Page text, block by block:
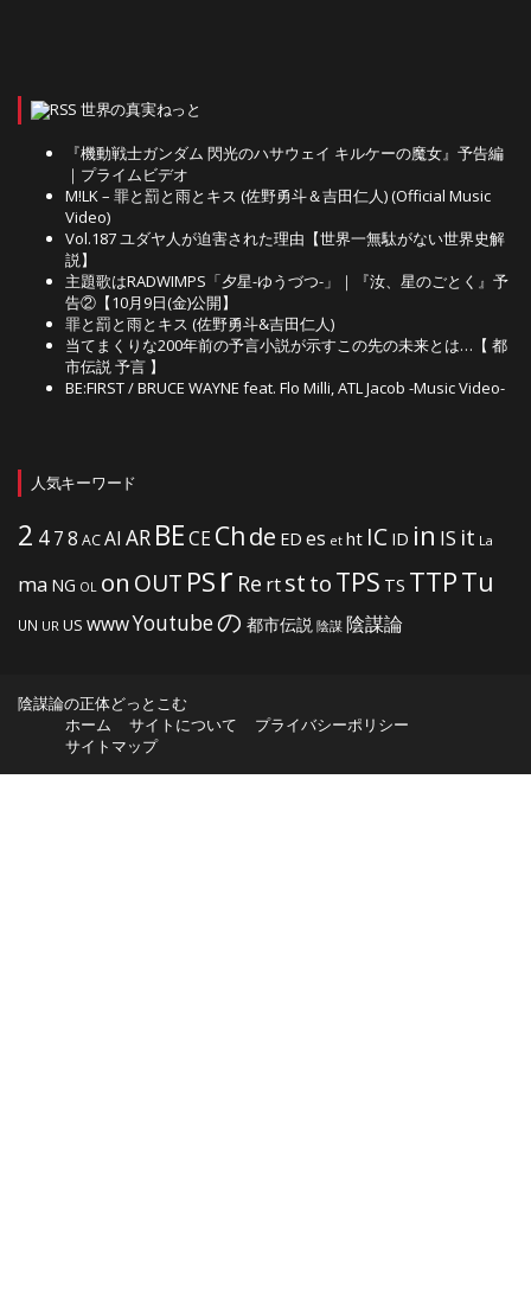
世界の真実ねっと
『機動戦士ガンダム 閃光のハサウェイ キルケーの魔女』予告編
｜プライムビデオ
M!LK – 罪と罰と雨とキス (佐野勇斗＆吉田仁人) (Official Music
Video)
Vol.187 ユダヤ人が迫害された理由【世界一無駄がない世界史解
説】
主題歌はRADWIMPS「夕星-ゆうづつ-」｜『汝、星のごとく』予
告②【10月9日(金)公開】
罪と罰と雨とキス (佐野勇斗&吉田仁人)
当てまくりな200年前の予言小説が示すこの先の未来とは…【 都
市伝説 予言 】
BE:FIRST / BRUCE WAYNE feat. Flo Milli, ATL Jacob -Music Video-
人気キーワード
2 478 ACAI AR BECE Chde ED es et ht IC ID in IS it La
ma NG OL on OUT PSr Re rtsttoTPS TS TTPTu
UN UR US wwwYoutubeの 都市伝説 陰謀 陰謀論
陰謀論の正体どっとこむ
ホーム
サイトについて
プライバシーポリシー
サイトマップ